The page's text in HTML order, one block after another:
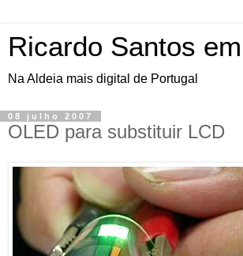
Ricardo Santos
Na Aldeia mais digital de Portugal
08 julho 2007
OLED para substituir LCD